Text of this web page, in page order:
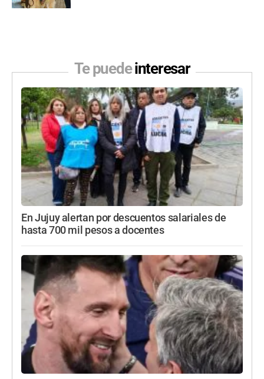
Te puedeinteresar
En Jujuy alertan por descuentos salariales de
hasta 700 mil pesos a docentes